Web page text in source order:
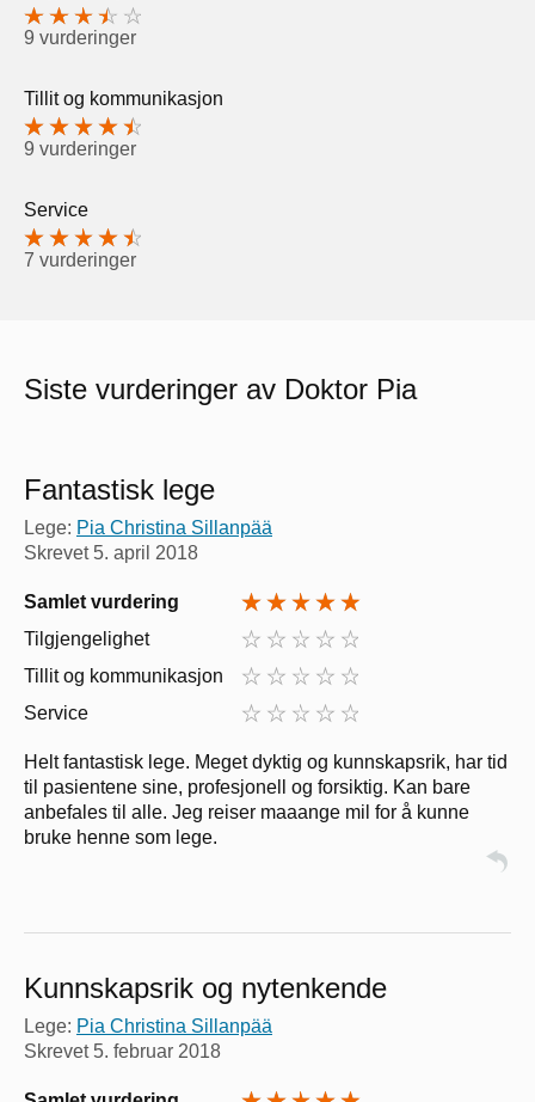
9 vurderinger
Tillit og kommunikasjon
9 vurderinger
Service
7 vurderinger
Siste vurderinger av Doktor Pia
Fantastisk lege
Lege: Pia Christina Sillanpää
Skrevet 5. april 2018
Samlet vurdering
Tilgjengelighet
Tillit og kommunikasjon
Service
Helt fantastisk lege. Meget dyktig og kunnskapsrik, har tid
til pasientene sine, profesjonell og forsiktig. Kan bare
anbefales til alle. Jeg reiser maaange mil for å kunne
bruke henne som lege.
Kunnskapsrik og nytenkende
Lege: Pia Christina Sillanpää
Skrevet 5. februar 2018